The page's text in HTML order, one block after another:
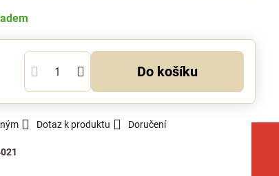
Do košíku
Dotaz k produktu Doručení